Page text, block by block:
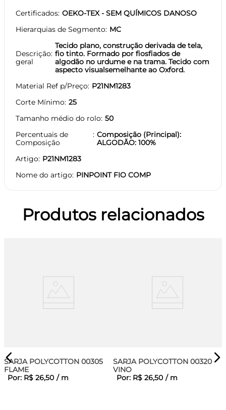
Certificados OEKO-TEX - SEM QUÍMICOS DANOSO
Hierarquias de Segmento MC
Descrição
geral
Tecido plano, construção derivada de tela,
fio tinto. Formado por fiosfiados de
algodão no urdume e na trama. Tecido com
aspecto visualsemelhante ao Oxford.
Material Ref p/Preço P21NM1283
Corte Mínimo 25
Tamanho médio do rolo 50
Percentuais de
Composição
Composição (Principal):
ALGODÃO: 100%
Artigo P21NM1283
Nome do artigo PINPOINT FIO COMP
Produtos relacionados
SARJA POLYCOTTON 00305
FLAME
Por: R$ 26,50 / m
SARJA POLYCOTTON 00320
VINO
Por: R$ 26,50 / m